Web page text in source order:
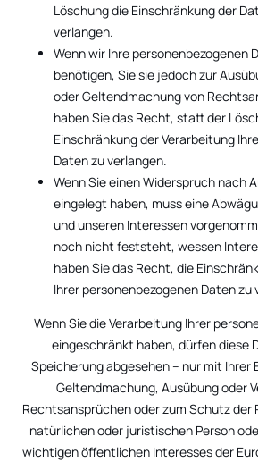
Löschung die Einschränkung der
verlangen.
Wenn wir Ihre personenbezogenen
benötigen, Sie sie jedoch zur
oder Geltendmachung von
haben Sie das Recht, statt der
Einschränkung der Verarbeitung
Daten zu verlangen.
Wenn Sie einen Widerspruch nach
eingelegt haben, muss eine
und unseren Interessen
noch nicht feststeht, wessen
haben Sie das Recht, die
Ihrer personenbezogenen Daten zu
Wenn Sie die Verarbeitung Ihrer
eingeschränkt haben, dürfen diese
Speicherung abgesehen – nur mit Ihrer
Geltendmachung, Ausübung oder
Rechtsansprüchen oder zum Schutz der
natürlichen oder juristischen Person
wichtigen öffentlichen Interesses der